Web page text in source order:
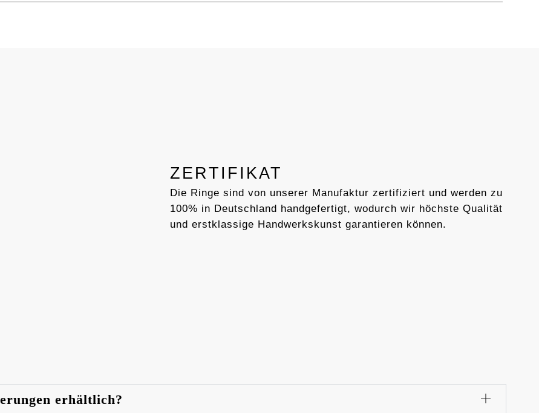
ZERTIFIKAT
Die Ringe sind von unserer Manufaktur zertifiziert und werden zu
100% in Deutschland handgefertigt, wodurch wir höchste Qualität
und erstklassige Handwerkskunst garantieren können.
erhältlich?